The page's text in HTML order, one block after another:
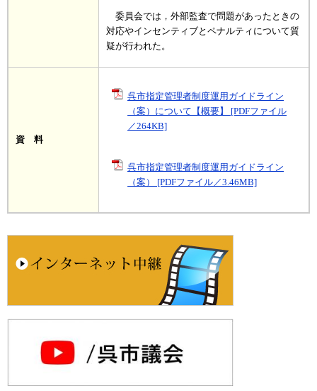
委員会では，外部監査で問題があったときの
対応やインセンティブとペナルティについて質
疑が行われた。
資 料
呉市指定管理者制度運用ガイドライン
（案）について【概要】 [PDFファイル
／264KB]
呉市指定管理者制度運用ガイドライン
（案） [PDFファイル／3.46MB]